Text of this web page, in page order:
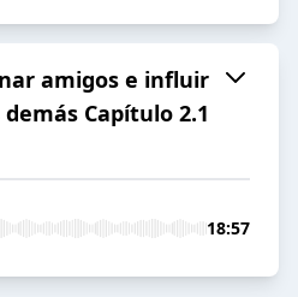
amigos e influir
Capítulo 2.1
18:57